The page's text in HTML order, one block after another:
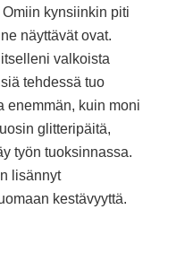
kynsiinkin piti
näyttävät ovat.
valkoista
tehdessä tuo
enemmän, kuin moni
glitteripäitä,
työn tuoksinnassa.
lisännyt
kestävyyttä.